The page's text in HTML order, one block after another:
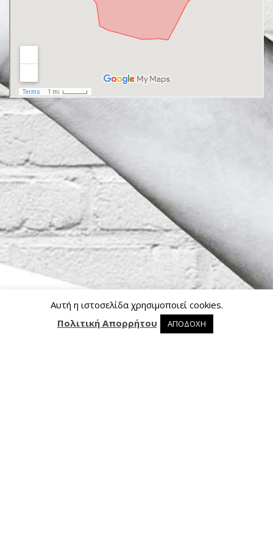
0 0 προϊόντα στο καλάθι
Αυτή η ιστοσελίδα χρησιμοποιεί cookies.
Πολιτική Απορρήτου
ΑΠΟΔΟΧΗ